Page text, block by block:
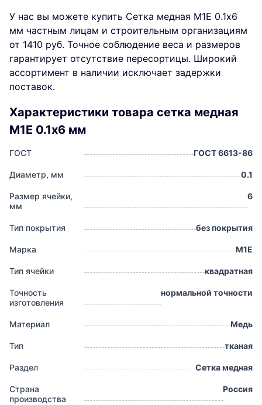
У нас вы можете купить Сетка медная М1Е 0.1х6
мм частным лицам и строительным организациям
от 1410 руб. Точное соблюдение веса и размеров
гарантирует отсутствие пересортицы. Широкий
ассортимент в наличии исключает задержки
поставок.
Характеристики товара сетка медная
М1Е 0.1х6 мм
ГОСТ ГОСТ 6613-86
Диаметр, мм 0.1
Размер ячейки,
мм
6
Тип покрытия без покрытия
Марка М1Е
Тип ячейки квадратная
Точность
изготовления
нормальной точности
Материал Медь
Тип тканая
Раздел Сетка медная
Страна
производства
Россия